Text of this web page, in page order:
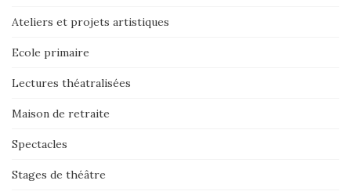
Ateliers et projets artistiques
Ecole primaire
Lectures théatralisées
Maison de retraite
Spectacles
Stages de théâtre